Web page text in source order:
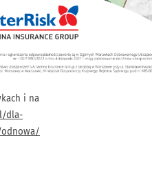
i na
dla-